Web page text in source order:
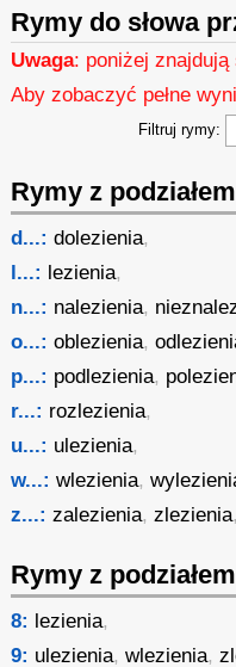
Rymy do słowa
Uwaga: poniżej znajdują
Aby zobaczyć pełne
Filtruj rymy:
Rymy z
d...: dolezienia,
l...: lezienia,
n...: nalezienia,
o...: oblezienia,
p...: podlezienia,
r...: rozlezienia,
u...: ulezienia,
w...: wlezienia,
z...: zalezienia,zlezienia
Rymy z
8: lezienia,
9: ulezienia,wlezienia,